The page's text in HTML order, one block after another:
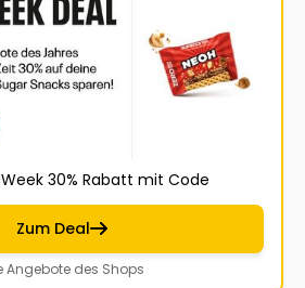
30% Rabatt mit Code
Zum Deal
Angebote des Shops